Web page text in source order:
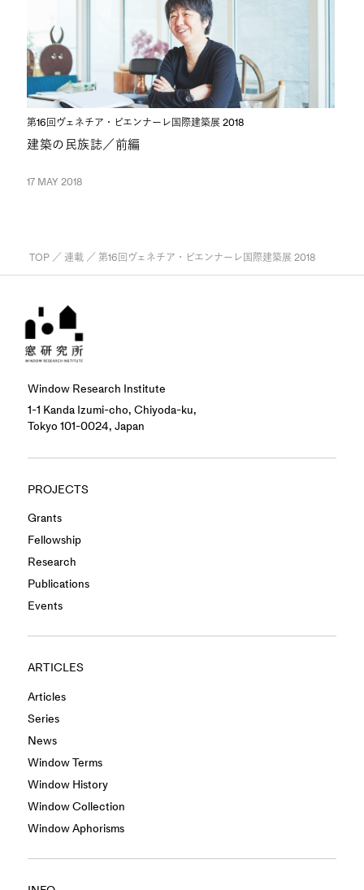
第16回ヴェネチア・ビエンナーレ国際建築展 2018
建築の民族誌／前編
17 MAY 2018
TOP／ 連載／ 第16回ヴェネチア・ビエンナーレ国際建築展 2018
Window Research Institute
1-1 Kanda Izumi-cho, Chiyoda-ku,
Tokyo 101-0024, Japan
PROJECTS
Grants
Fellowship
Research
Publications
Events
ARTICLES
Articles
Series
News
Window Terms
Window History
Window Collection
Window Aphorisms